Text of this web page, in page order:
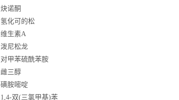
炔诺酮
氢化可的松
维生素A
泼尼松龙
对甲苯硫酰苯胺
雌三醇
磺胺嘧啶
1,4-双(三氯甲基)苯